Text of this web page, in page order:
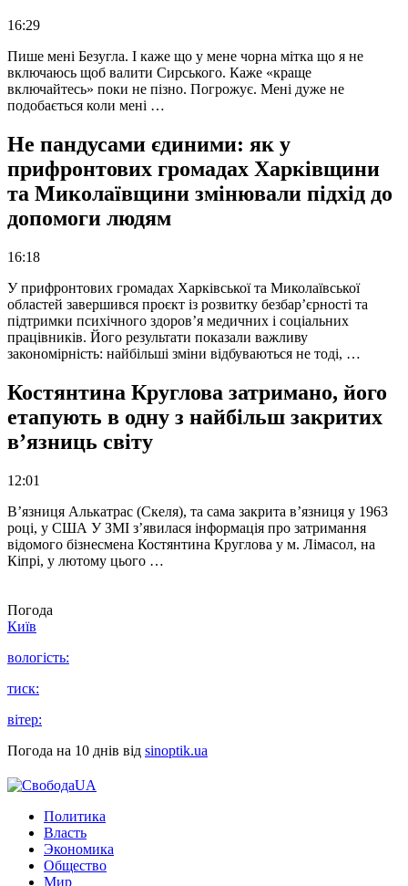
16:29
Пише мені Безугла. І каже що у мене чорна мітка що я не
включаюсь щоб валити Сирського. Каже «краще
включайтесь» поки не пізно. Погрожує. Мені дуже не
подобається коли мені …
Не пандусами єдиними: як у
прифронтових громадах Харківщини
та Миколаївщини змінювали підхід до
допомоги людям
16:18
У прифронтових громадах Харківської та Миколаївської
областей завершився проєкт із розвитку безбар’єрності та
підтримки психічного здоров’я медичних і соціальних
працівників. Його результати показали важливу
закономірність: найбільші зміни відбуваються не тоді, …
Костянтина Круглова затримано, його
етапують в одну з найбільш закритих
в’язниць світу
12:01
В’язниця Алькатрас (Скеля), та сама закрита в’язниця у 1963
році, у США У ЗМІ з’явилася інформація про затримання
відомого бізнесмена Костянтина Круглова у м. Лімасол, на
Кіпрі, у лютому цього …
Погода
Київ
вологість:
тиск:
вітер:
Погода на 10 днів від sinoptik.ua
Политика
Власть
Экономика
Общество
Мир